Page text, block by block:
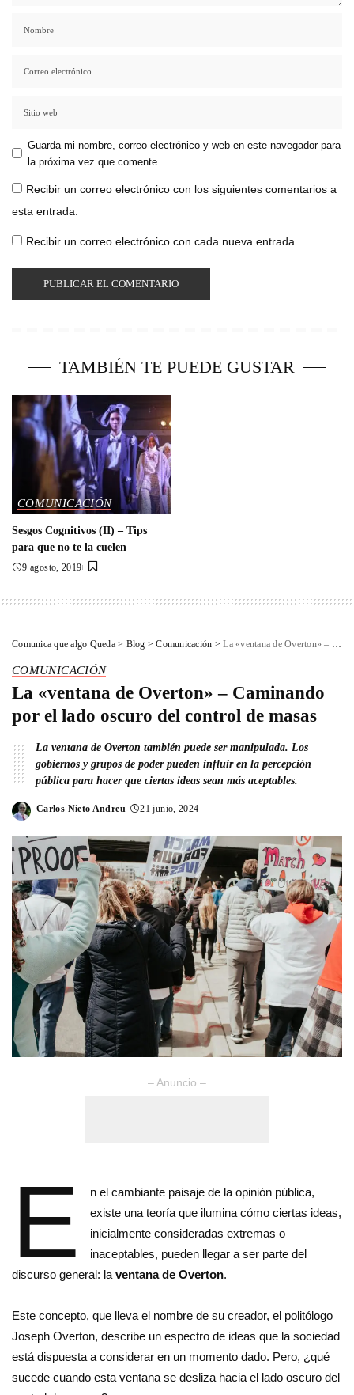
Guarda mi nombre, correo electrónico y web en este navegador para
la próxima vez que comente.
Recibir un correo electrónico con los siguientes comentarios a
esta entrada.
Recibir un correo electrónico con cada nueva entrada.
TAMBIÉN TE PUEDE GUSTAR
COMUNICACIÓN
Sesgos Cognitivos (II) – Tips
para que no te la cuelen
9 agosto, 2019
Comunica que algo Queda> Blog >Comunicación >La «ventana de Overton» – Caminando por el lado oscuro del control de masas
COMUNICACIÓN
La «ventana de Overton» – Caminando
por el lado oscuro del control de masas
La ventana de Overton también puede ser manipulada. Los
gobiernos y grupos de poder pueden influir en la percepción
pública para hacer que ciertas ideas sean más aceptables.
Carlos Nieto Andreu 21 junio, 2024
– Anuncio –
E
n el cambiante paisaje de la opinión pública,
existe una teoría que ilumina cómo ciertas ideas,
inicialmente consideradas extremas o
inaceptables, pueden llegar a ser parte del
discurso general: laventana de Overton.
Este concepto, que lleva el nombre de su creador, el politólogo
Joseph Overton, describe un espectro de ideas que la sociedad
está dispuesta a considerar en un momento dado. Pero, ¿qué
sucede cuando esta ventana se desliza hacia el lado oscuro del